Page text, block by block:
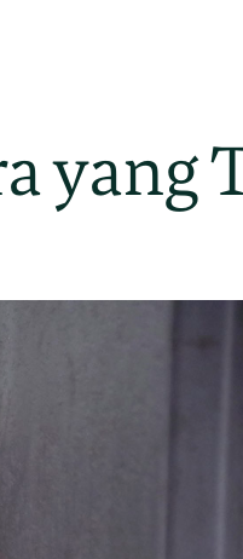
yang